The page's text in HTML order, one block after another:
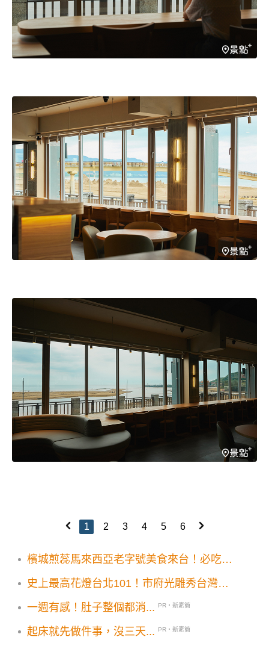
1 2 3 4 5 6
檳城煎蕊馬來西亞老字號美食來台！必吃檳
史上最高花燈台北101！市府光雕秀台灣燈
一週有感！肚子整個都消...
PR・新素簡
起床就先做件事，沒三天... PR・新素簡